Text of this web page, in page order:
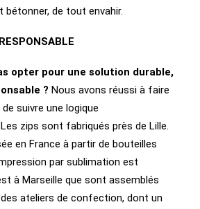
de tout envahir.
opter pour une solution durable,
? Nous avons réussi à faire
suivre une logique
zips sont fabriqués près de Lille.
en France à partir de bouteilles
par sublimation est
à Marseille que sont assemblés
ateliers de confection, dont un